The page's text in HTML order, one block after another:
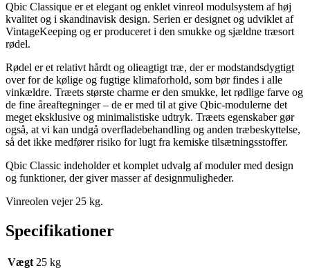
Qbic Classique er et elegant og enklet vinreol modulsystem af høj
kvalitet og i skandinavisk design. Serien er designet og udviklet af
VintageKeeping og er produceret i den smukke og sjældne træsort
rødel.
Rødel er et relativt hårdt og olieagtigt træ, der er modstandsdygtigt
over for de kølige og fugtige klimaforhold, som bør findes i alle
vinkældre. Træets største charme er den smukke, let rødlige farve og
de fine åreaftegninger – de er med til at give Qbic-modulerne det
meget eksklusive og minimalistiske udtryk. Træets egenskaber gør
også, at vi kan undgå overfladebehandling og anden træbeskyttelse,
så det ikke medfører risiko for lugt fra kemiske tilsætningsstoffer.
Qbic Classic indeholder et komplet udvalg af moduler med design
og funktioner, der giver masser af designmuligheder.
Vinreolen vejer 25 kg.
Specifikationer
Vægt 25 kg